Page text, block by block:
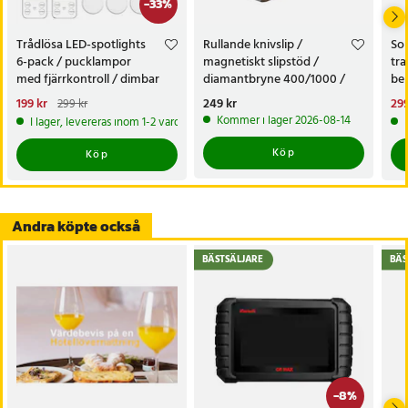
-33%
Trådlösa LED-spotlights
6-pack / pucklampor
med fjärrkontroll / dimbar
skåpbelysning
Nuvarande pris
199 krTidigare pris:299 kr
199 kr 299 kr
I lager, levereras inom 1-2 vardagar
Köp
Rullande knivslip /
magnetiskt slipstöd /
diamantbryne 400/1000 /
knivvässare med fasta vinklar
Pris:249 kr
249 kr
Kommer i lager 2026-08-14
Köp
Andra köpte också
-8%
BÄSTSÄLJARE